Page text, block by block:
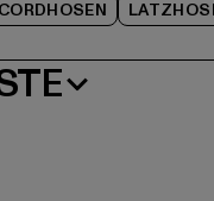
CORDHOSEN